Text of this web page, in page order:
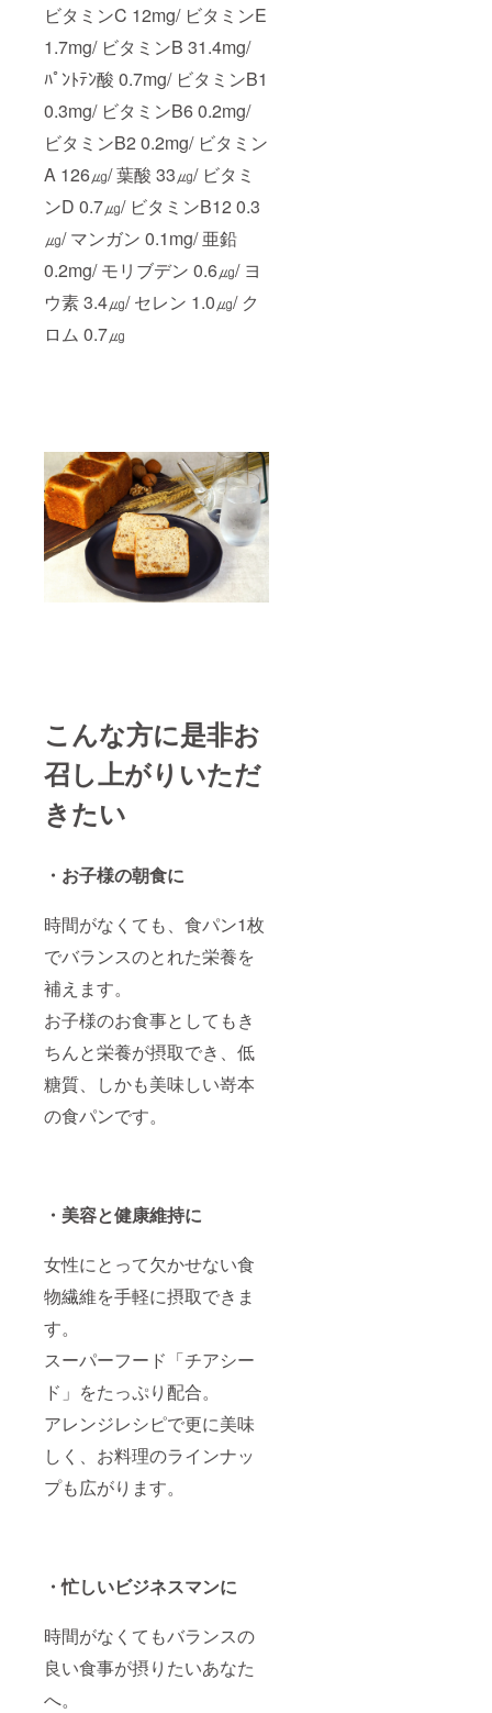
ビタミンC 12mg/ ビタミンE
1.7mg/ ビタミンB 31.4mg/
ﾊﾟﾝﾄﾃﾝ酸 0.7mg/ ビタミンB1
0.3mg/ ビタミンB6 0.2mg/
ビタミンB2 0.2mg/ ビタミン
A 126㎍/ 葉酸 33㎍/ ビタミ
ンD 0.7㎍/ ビタミンB12 0.3
㎍/ マンガン 0.1mg/ 亜鉛
0.2mg/ モリブデン 0.6㎍/ ヨ
ウ素 3.4㎍/ セレン 1.0㎍/ ク
ロム 0.7㎍
こんな方に是非お
召し上がりいただ
きたい
・お子様の朝食に
時間がなくても、食パン1枚
でバランスのとれた栄養を
補えます。
お子様のお食事としてもき
ちんと栄養が摂取でき、低
糖質、しかも美味しい嵜本
の食パンです。
・美容と健康維持に
女性にとって欠かせない食
物繊維を手軽に摂取できま
す。
スーパーフード「チアシー
ド」をたっぷり配合。
アレンジレシピで更に美味
しく、お料理のラインナッ
プも広がります。
・忙しいビジネスマンに
時間がなくてもバランスの
良い食事が摂りたいあなた
へ。